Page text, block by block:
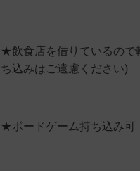
★飲食店を借りているので
ち込みはご遠慮ください)
★ボードゲーム持ち込み可